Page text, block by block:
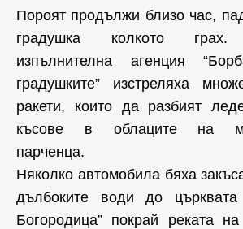
Пороят продължи близо час,
градушка колкото
изпълнителна агенция
градушките” изстреляха
ракети, които да разбият
късове в облаците на
парченца.
Няколко автомобила бяха
дълбоките води до църквата
Богородица” покрай реката